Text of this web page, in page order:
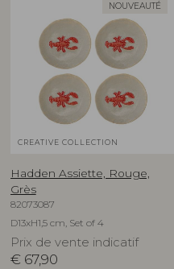
NOUVEAUTÉ
CREATIVE COLLECTION
Hadden Assiette, Rouge,
Grès
82073087
D13xH1,5 cm, Set of 4
Prix de vente indicatif
€ 67,90